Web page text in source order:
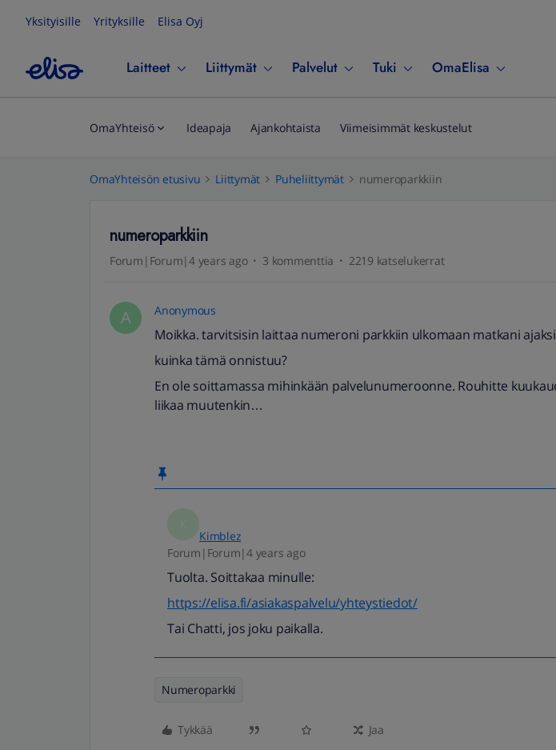
Yksityisille Yrityksille Elisa Oyj
Laitteet Liittymät Palvelut Tuki OmaElisa
OmaYhteisö Ideapaja Ajankohtaista Viimeisimmät keskustelut
OmaYhteisön etusivu Liittymät Puheliittymät numeroparkkiin
numeroparkkiin
Forum|Forum|4 years ago 3 kommenttia 2219 katselukerrat
A Anonymous
Moikka. tarvitsisin laittaa numeroni parkkiin ulkomaan matkani
kuinka tämä onnistuu?
En ole soittamassa mihinkään palvelunumeroonne. Rouhitte
liikaa muutenkin…
Kimblez
Forum|Forum|4 years ago
Tuolta. Soittakaa minulle:
https://elisa.fi/asiakaspalvelu/yhteystiedot/
Tai Chatti, jos joku paikalla.
Numeroparkki
Tykkää Jaa